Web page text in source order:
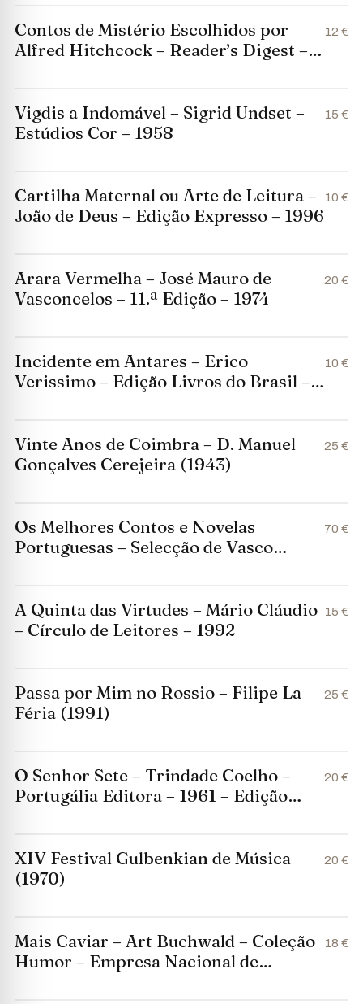
Contos de Mistério Escolhidos por
Alfred Hitchcock – Reader’s Digest –
12 €
Vigdis a Indomável – Sigrid Undset –
Estúdios Cor – 1958
15 €
Cartilha Maternal ou Arte de Leitura –
João de Deus – Edição Expresso – 1996
10 €
Arara Vermelha – José Mauro de
Vasconcelos – 11.ª Edição – 1974
20 €
Incidente em Antares – Erico
Verissimo – Edição Livros do Brasil –
10 €
Vinte Anos de Coimbra – D. Manuel
Gonçalves Cerejeira (1943)
25 €
Os Melhores Contos e Novelas
Portuguesas – Selecção de Vasco
70 €
A Quinta das Virtudes – Mário Cláudio
– Círculo de Leitores – 1992
15 €
Passa por Mim no Rossio – Filipe La
Féria (1991)
25 €
O Senhor Sete – Trindade Coelho –
Portugália Editora – 1961 – Edição
20 €
XIV Festival Gulbenkian de Música
(1970)
20 €
Mais Caviar – Art Buchwald – Coleção
Humor – Empresa Nacional de
18 €